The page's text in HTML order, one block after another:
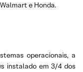
e Honda.
operacionais, a
instalado em 3/4 dos